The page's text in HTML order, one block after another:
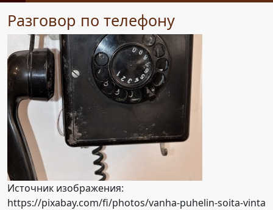
Разговор по телефону
Источник изображения:
https://pixabay.com/fi/photos/vanha-puhelin-soita-vinta